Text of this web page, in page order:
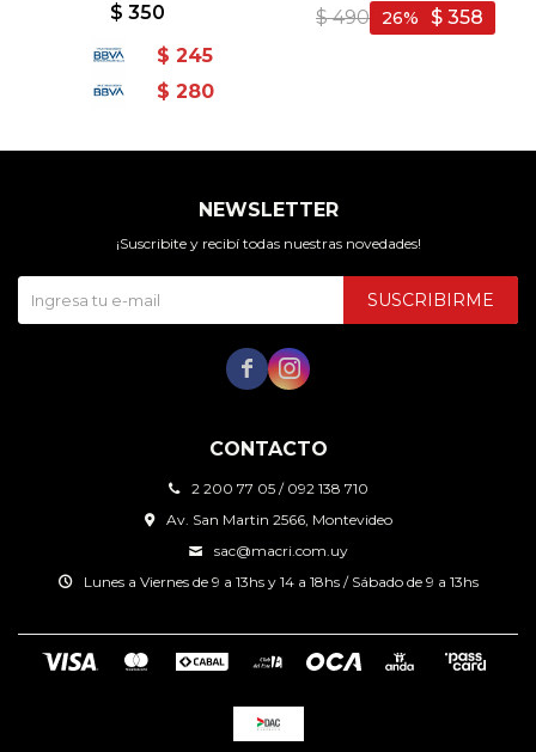
$ 350
$ 245
$ 280
$ 490 $ 358
26
CONTACTO
2 200 77 05 / 092 138 710
Av. San Martin 2566, Montevideo
sac@macri.com.uy
Lunes a Viernes de 9 a 13hs y 14 a 18hs / Sábado de 9 a 13hs
NEWSLETTER
¡Suscribite y recibí todas nuestras novedades!
SUSCRIBIRME
 